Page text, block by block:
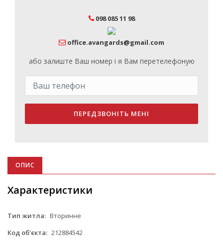
098 085 11 98
office.avangards@gmail.com
або залиште Ваш номер і я Вам перетелефоную
ПЕРЕДЗВОНІТЬ МЕНІ
ОПИС
Характеристики
Тип житла: Вторинне
Код об'єкта: 212884542